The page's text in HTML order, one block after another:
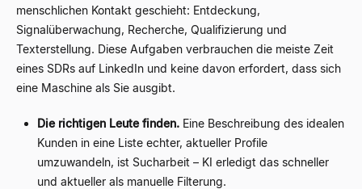
menschlichen Kontakt geschieht: Entdeckung,
Signalüberwachung, Recherche, Qualifizierung und
Texterstellung. Diese Aufgaben verbrauchen die meiste Zeit
eines SDRs auf LinkedIn und keine davon erfordert, dass sich
eine Maschine als Sie ausgibt.
Die richtigen Leute finden. Eine Beschreibung des idealen
Kunden in eine Liste echter, aktueller Profile
umzuwandeln, ist Sucharbeit – KI erledigt das schneller
und aktueller als manuelle Filterung.